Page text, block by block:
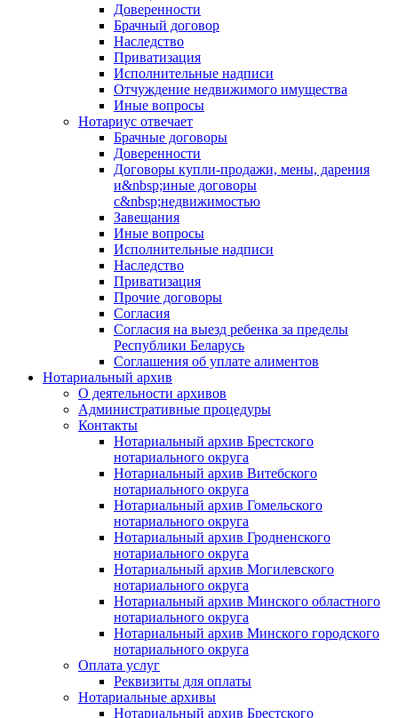
Доверенности
Брачный договор
Наследство
Приватизация
Исполнительные надписи
Отчуждение недвижимого имущества
Иные вопросы
Нотариус отвечает
Брачные договоры
Доверенности
Договоры купли-продажи, мены, дарения
и&nbsp;иные договоры
с&nbsp;недвижимостью
Завещания
Иные вопросы
Исполнительные надписи
Наследство
Приватизация
Прочие договоры
Согласия
Согласия на выезд ребенка за пределы
Республики Беларусь
Соглашения об уплате алиментов
Нотариальный архив
О деятельности архивов
Административные процедуры
Контакты
Нотариальный архив Брестского
нотариального округа
Нотариальный архив Витебского
нотариального округа
Нотариальный архив Гомельского
нотариального округа
Нотариальный архив Гродненского
нотариального округа
Нотариальный архив Могилевского
нотариального округа
Нотариальный архив Минского областного
нотариального округа
Нотариальный архив Минского городского
нотариального округа
Оплата услуг
Реквизиты для оплаты
Нотариальные архивы
Нотариальный архив Брестского